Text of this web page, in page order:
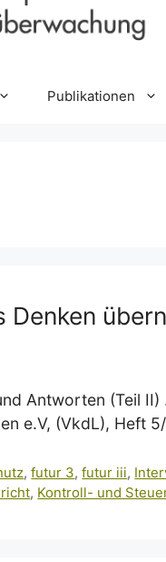
Publikationen
Denken
Antworten (Teil
e.V, (VkdL), Heft
,futur 3,futur iii,
, Kontroll- und